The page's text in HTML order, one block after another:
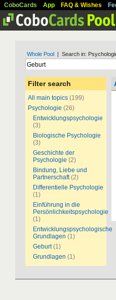
CoboCards App FAQ & Wishes
Whole Pool | Search in:
Filter search
All main topics (199)
Psychologie (26)
Entwicklungspsychologie
(3)
Biologische Psychologie
(3)
Geschichte der
Psychologie (2)
Bindung, Liebe und
Partnerschaft (2)
Differentielle Psychologie
(1)
Einführung in die
Persönlichkeitspsychologie
(1)
Entwicklungspsychologische
Grundlagen (1)
Geburt (1)
Grundlagen (1)